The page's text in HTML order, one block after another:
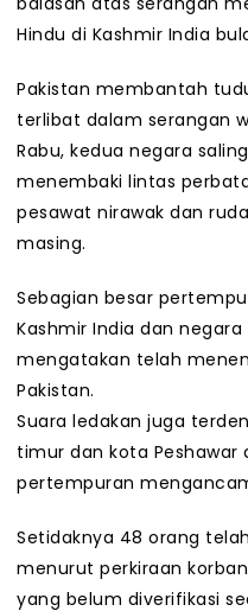
Hindu di Kashmir India
Pakistan membantah
terlibat dalam serangan
Rabu, kedua negara
menembaki lintas
pesawat nirawak dan
masing.
Sebagian besar
Kashmir India dan
mengatakan telah
Pakistan.
Suara ledakan juga
timur dan kota Peshawar
pertempuran
Setidaknya 48 orang
menurut perkiraan
yang belum diverifikasi